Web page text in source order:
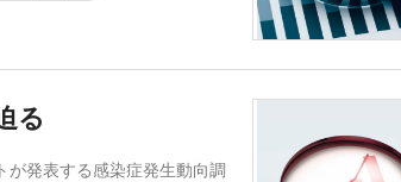
る
発表する感染症発生動向調